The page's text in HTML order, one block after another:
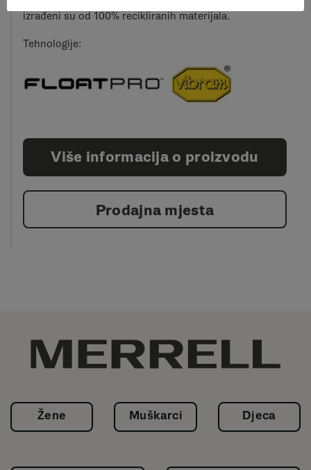
izrađeni su od 100% recikliranih materijala.
Tehnologije:
Više informacija o proizvodu
Prodajna mjesta
Žene Muškarci Djeca